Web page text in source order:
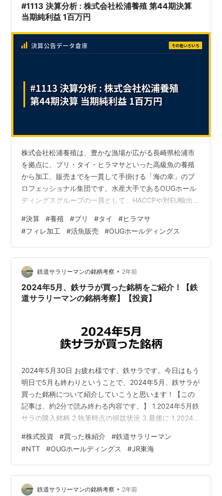
#1113 決算分析 : 株式会社松浦養殖 第44期決算
当期純利益 1百万円
株式会社松浦養殖は、豊かな漁場が広がる長崎県松浦市
を拠点に、ブリ・タイ・ヒラマサといった高級魚の養殖
から加工、販売までを一貫して手掛ける「海の幸」のプ
ロフェッショナル集団です。水産大手であるOUGホール
ディングスグループの一員として、HACCPや対EU輸出認
品質な日本の養殖魚を国内外の食卓へ届けています。 株
式会社松浦養殖の第44期（令和7年3月31日現在）の決算
公告が、令和7年6月13日付の官報に掲載されましたの
で、その概要と事業の展望について分析します。
20250331_44_松浦養殖決算 第44期 決算のポイント（単
位：百万円）資産合計…
#決算 #養殖 #ブリ #タイ #ヒラマサ
#フィレ加工 #活魚販売 #OUGホールディングス
鉄道サラリーマンの銘柄考察 • 2年前
2024年5月、鉄サラが買った銘柄をご紹介！【鉄
道サラリーマンの銘柄考察】【投資】
2024年5月30日 お疲れ様です、鉄サラです。今日はもう
明日で5月も終わりということで、2024年5月、鉄サラが
買った銘柄について紹介していこうと思います！【この
記事は、約2分で読み終わる内容です。】 1.2024年5月鉄
サラの購入銘柄 2.執筆時点の損益状況 3.最後に 1.2024年
NTT100株、OUGHD1株の３銘柄、合計で25,180円分の
株を買いました！売却した銘柄はありませんので、純粋
に25,180円新たに投資しています。 3銘柄とも、割安バ
リュー株、NTTとOUGHDについては配当も3％越えの高
配当銘柄ですね。OUGHDは…
#株式投資 #買った株紹介 #鉄道サラリーマン
#NTT #OUGホールディングス #JR東海
鉄道サラリーマンの銘柄考察 • 2年前